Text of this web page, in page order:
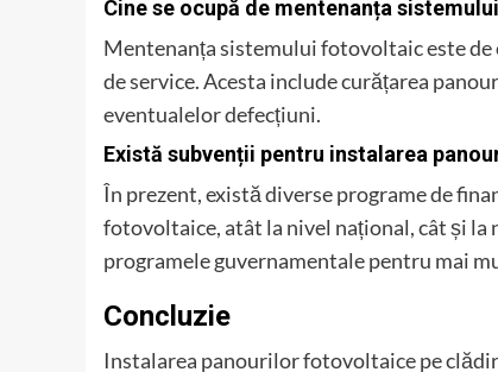
Cine se ocupă de mentenanța
Mentenanța sistemului fotovoltaic este
de service. Acesta include curățarea
eventualelor defecțiuni.
Există subvenții pentru instalarea
În prezent, există diverse programe de
fotovoltaice, atât la nivel național, cât și
programele guvernamentale pentru mai
Concluzie
Instalarea panourilor fotovoltaice pe